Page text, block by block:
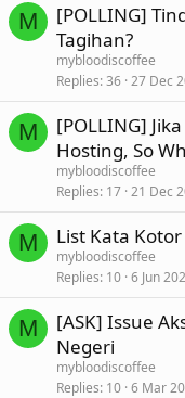
M
[POLLING]
Tagihan?
mybloodiscoffee
Replies 36 27 Dec
M
[POLLING]
Hosting, So
mybloodiscoffee
Replies 17 21 Dec
M List Kata Kotor
mybloodiscoffee
Replies 10 6 Jun
M
[ASK] Issue
Negeri
mybloodiscoffee
Replies 10 6 Mar